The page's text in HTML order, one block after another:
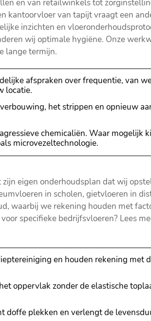
en van retailwinkels tot
kantoorvloer van tapijt vraagt een
inzichten en
wij optimale hygiëne. Onze
lange termijn.
afspraken over frequentie, van
locatie.
het strippen en opnieuw
chemicaliën. Waar mogelijk
microvezeltechnologie.
eigen onderhoudsplan dat wij
in scholen, gietvloeren in
waarbij we rekening houden met
specifieke bedrijfsvloeren? Lees
en houden rekening met
oppervlak zonder de elastische
doffe plekken en verlengt de